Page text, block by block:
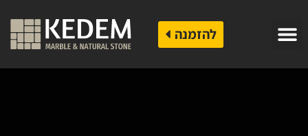
להזמנה